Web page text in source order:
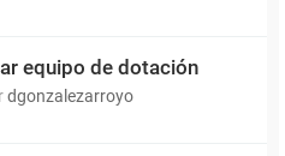
equipo de dotación
dgonzalezarroyo